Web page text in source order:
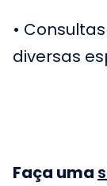
•
diversas
Faça uma